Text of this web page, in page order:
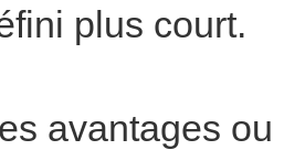
plus court.
avantages